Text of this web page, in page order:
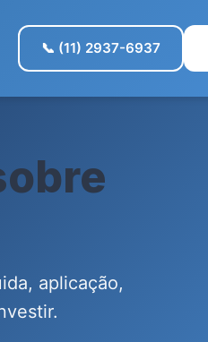
📞 (11) 2937-6937
aplicação,